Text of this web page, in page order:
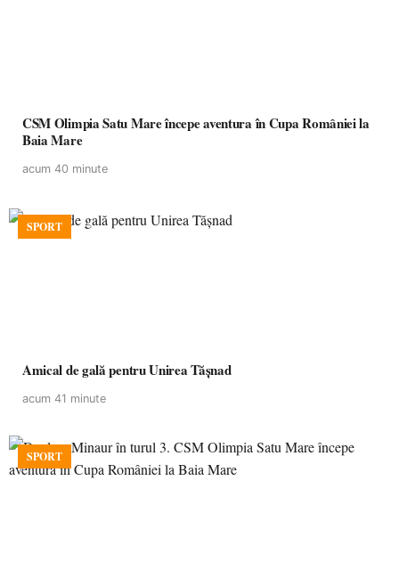
CSM Olimpia Satu Mare începe aventura în Cupa României la
Baia Mare
acum 40 minute
SPORT
Amical de gală pentru Unirea Tășnad
acum 41 minute
SPORT